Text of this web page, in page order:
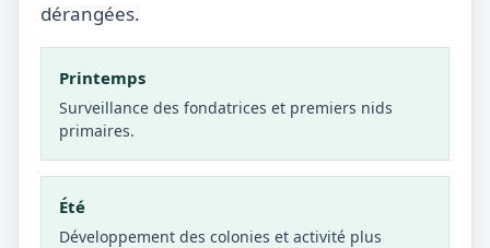
dérangées.
Printemps
Surveillance des fondatrices et premiers nids
primaires.
Été
Développement des colonies et activité plus